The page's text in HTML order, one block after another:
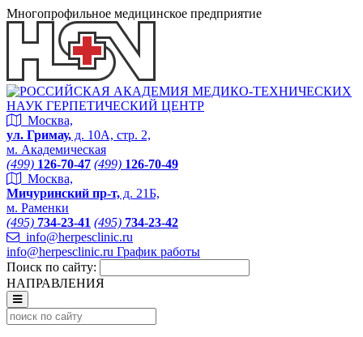
Многопрофильное медицинское предприятие
Москва,
ул. Гримау, д. 10А, стр. 2,
м. Академическая
(499) 126-70-47 (499) 126-70-49
Москва,
Мичуринский пр-т, д. 21Б,
м. Раменки
(495) 734-23-41 (495) 734-23-42
info@herpesclinic.ru
info@herpesclinic.ru График работы
Поиск по сайту:
НАПРАВЛЕНИЯ